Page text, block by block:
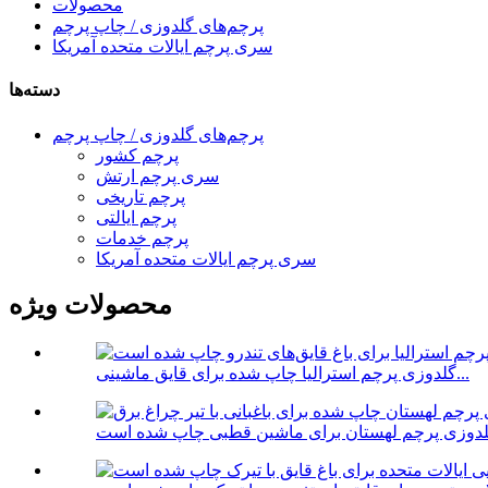
محصولات
پرچم‌های گلدوزی / چاپ پرچم
سری پرچم ایالات متحده آمریکا
دسته‌ها
پرچم‌های گلدوزی / چاپ پرچم
پرچم کشور
سری پرچم ارتش
پرچم تاریخی
پرچم ایالتی
پرچم خدمات
سری پرچم ایالات متحده آمریکا
محصولات ویژه
گلدوزی پرچم استرالیا چاپ شده برای قایق ماشینی...
پرچم لهستان برای ماشین قطبی چاپ شده است